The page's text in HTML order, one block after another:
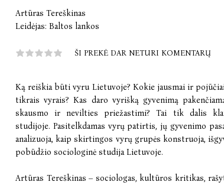
Artūras Tereškinas
Leidėjas: Baltos lankos
ŠI PREKĖ DAR NETURI KOMENTARŲ
Ką reiškia būti vyru Lietuvoje? Kokie jausmai ir
tikrais vyrais? Kas daro vyrišką gyvenimą
skausmo ir nevilties priežastimi? Tai tik dalis
studijoje. Pasitelkdamas vyrų patirtis, jų gyvenimo
analizuoja, kaip skirtingos vyrų grupės konstruoja,
pobūdžio sociologinė studija Lietuvoje.
Artūras Tereškinas – sociologas, kultūros kritikas,